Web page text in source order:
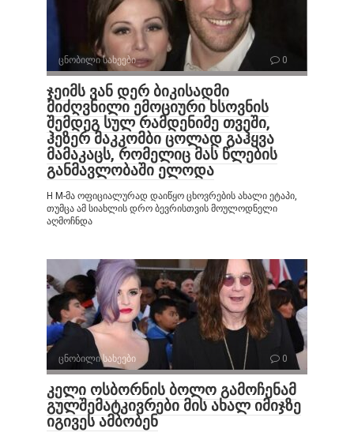
ცნობილი სახეები 0
ჯეიმს ვან დერ ბიკისადმი
მიძღვნილი ემოციური ხსოვნის
შემდეგ სულ რამდენიმე თვეში,
ჰეზერ მაკკომბი ცოლად გაჰყვა
მამაკაცს, რომელიც მას წლების
განმავლობაში ელოდა
H M-მა ოფიციალურად დაიწყო ცხოვრების ახალი ეტაპი,
თუმცა ამ სიახლის დრო ბევრისთვის მოულოდნელი
აღმოჩნდა
ცნობილი სახეები 0
კელი ოსბორნის ბოლო გამოჩენამ
გულშემატკივრები მის ახალ იმიჯზე
იგივეს ამბობენ